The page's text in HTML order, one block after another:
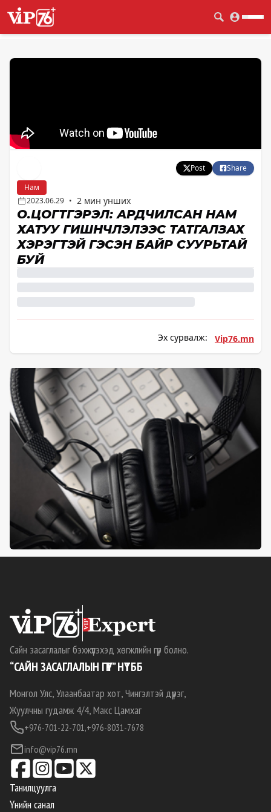
Post
Share
Нам
2023.06.29 • 2 мин унших
О.ЦОГТГЭРЭЛ: АРДЧИЛСАН НАМ
ХАТУУ ГИШҮҮНЧЛЭЛЭЭС ТАТГАЛЗАХ
ХЭРЭГТЭЙ ГЭСЭН БАЙР СУУРЬТАЙ
БУЙ
Эх сурвалж: Vip76.mn
Сайн засаглалыг бэхжүүлэхэд хөгжлийн гүүр болно.
“САЙН ЗАСАГЛАЛЫН ГҮҮР” НҮТББ
Монгол Улс, Улаанбаатар хот, Чингэлтэй дүүрэг,
Жуулчны гудамж 4/4, Макс Цамхаг
+976-701-22-701,+976-8031-7678
info@vip76.mn
Танилцуулга
Үнийн санал